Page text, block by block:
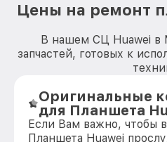
Цены на ремонт
В нашем СЦ Huawei в
запчастей, готовых к
Оригинальные
для Планшета
Если Вам важно, чтобы
Планшета Huawei